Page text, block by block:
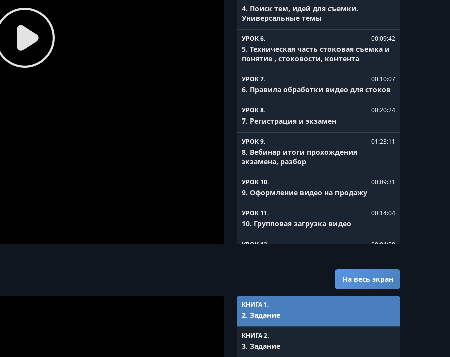
4. Поиск тем, идей для съемки.
Универсальные темы
УРОК 6. 00:09:42
5. Техническая часть стоковая съемка и
понятие , стоковости, контента
УРОК 7. 00:10:07
6. Правила обработки видео для стоков
УРОК 8. 00:20:24
7. Регистрация и экзамен
УРОК 9. 01:23:11
8. Вебинар итоги прохождения
экзамена, разбор
УРОК 10. 00:09:31
9. Оформление видео на продажу
УРОК 11. 00:14:04
10. Групповая загрузка видео
УРОК 12. 00:04:38
12. Настройка систем оплат и
заполнение налоговых форм
УРОК 14.
13. Вебинар ответы на вопросы
УРОК 15.
На весь экран
КНИГА 1.
2. Задание
КНИГА 2.
3. Задание